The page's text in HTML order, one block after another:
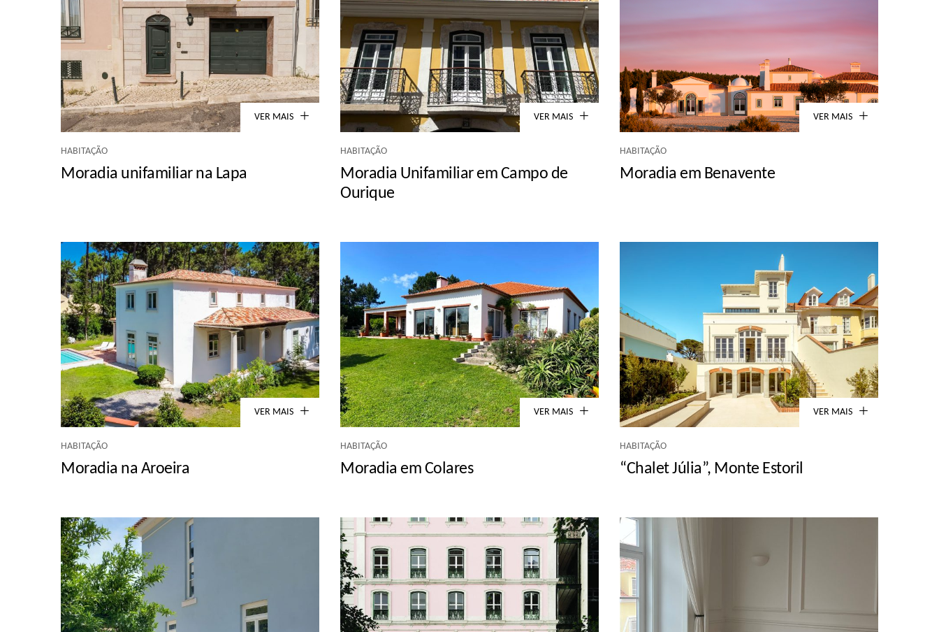
VER MAIS
HABITAÇÃO
Moradia unifamiliar na Lapa
VER MAIS
HABITAÇÃO
Moradia Unifamiliar em Campo de
Ourique
VER MAIS
HABITAÇÃO
Moradia em Benavente
VER MAIS
HABITAÇÃO
Moradia na Aroeira
VER MAIS
HABITAÇÃO
Moradia em Colares
VER MAIS
HABITAÇÃO
“Chalet Júlia”, Monte Estoril